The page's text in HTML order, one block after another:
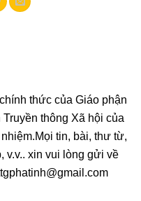
thức của Giáo phận
thông Xã hội của
tin, bài, thư từ,
v.v.. xin vui lòng gửi về